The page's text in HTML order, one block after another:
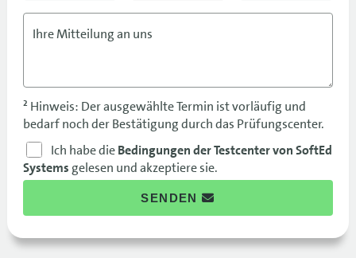
Ihre Mitteilung an uns
² Hinweis: Der ausgewählte Termin ist vorläufig und
bedarf noch der Bestätigung durch das Prüfungscenter.
Ich habe dieBedingungen der Testcenter von SoftEd
Systems gelesen und akzeptiere sie.
SENDEN